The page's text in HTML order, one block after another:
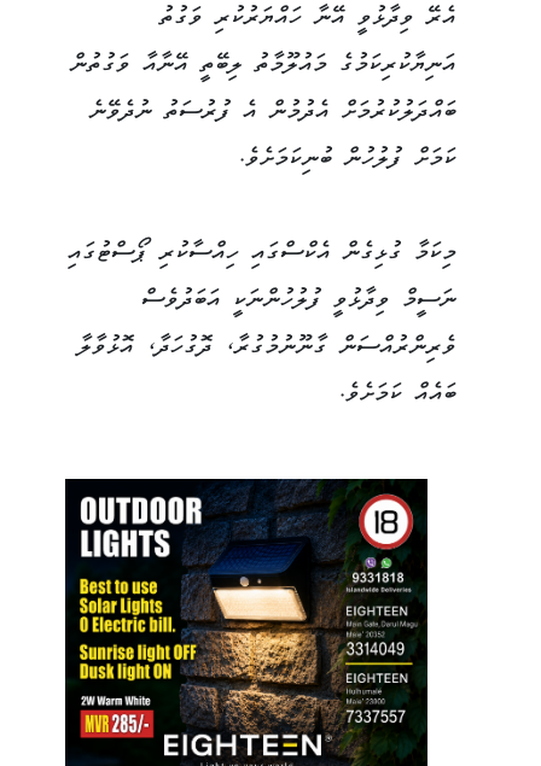
އެރޭ ވިދާޅުވީ އޭނާ ހައްޔަރުކުރި ވަގުތު
އަނިޔާކުރިކަމުގެ މައުލޫމާތު ލިބޭތީ އޭނާއާ ވަގުތުން
ބައްދަލުކުރުމަށް އެދުމުން އެ ފުރުސަތު ނުދެވޭނެ
ކަމަށް ފުލުހުން ބުނިކަމަށެވެ.
މިކަމާ ގުޅިގެން އެކްސްގައި ހިއްސާކުރި ޕޯސްޓުގައި
ނަސީމް ވިދާޅުވީ ފުލުހުންނަކީ އަބަދުވެސް
ވެރިންރުއްސަން ގާނޫނުމުގުރާ، ދޮގުހަދާ، އޮޅުވާލާ
ބައެއް ކަމަށެވެ.